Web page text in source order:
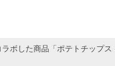
ボした商品「ポテトチップ